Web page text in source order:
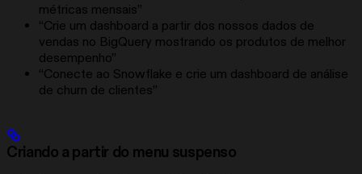
métricas mensais”
“Crie um dashboard a partir dos nossos dados de
vendas no BigQuery mostrando os produtos de melhor
desempenho”
“Conecte ao Snowflake e crie um dashboard de análise
de churn de clientes”
Criando a partir do menu suspenso